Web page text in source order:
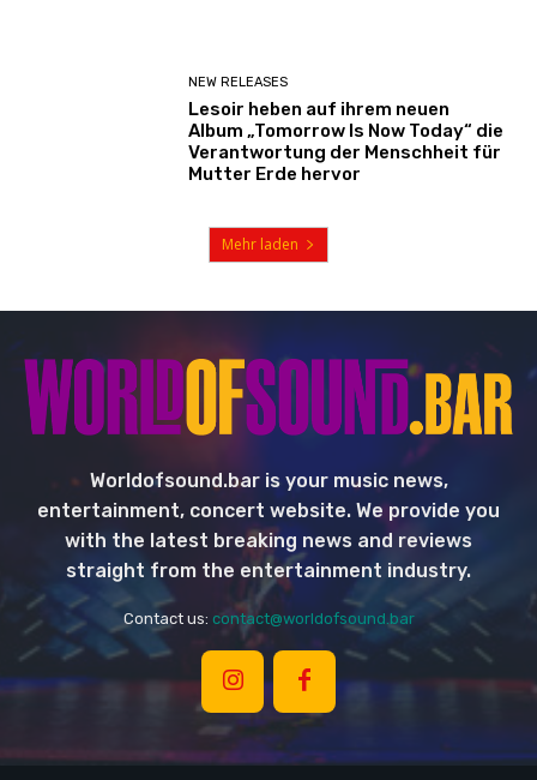
NEW RELEASES
Lesoir heben auf ihrem neuen
Album „Tomorrow Is Now Today“ die
Verantwortung der Menschheit für
Mutter Erde hervor
Mehr laden
Worldofsound.bar is your music news,
entertainment, concert website. We provide you
with the latest breaking news and reviews
straight from the entertainment industry.
Contact us: contact@worldofsound.bar